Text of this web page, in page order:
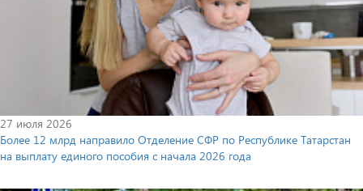
27 июля 2026
Более 12 млрд направило Отделение СФР по Республике Татарстан
на выплату единого пособия с начала 2026 года